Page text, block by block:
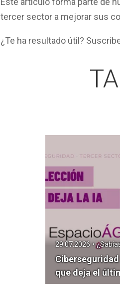
tercer sector a mejorar sus
¿Te ha resultado útil?
que deja el
29.07.2026 •